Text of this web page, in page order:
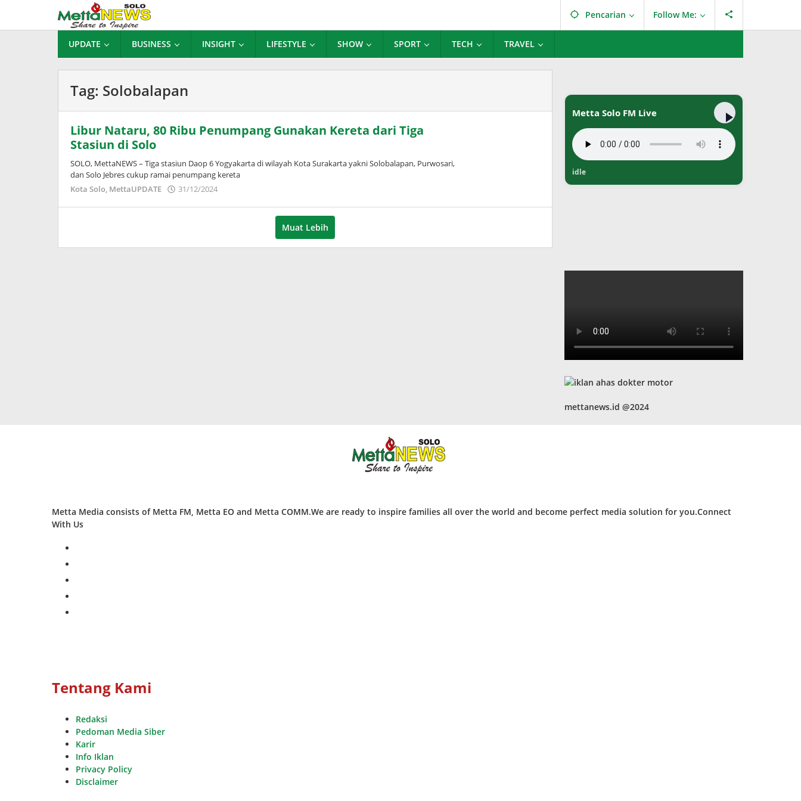
konten
Pencarian Follow Me:
UPDATE BUSINESS INSIGHT LIFESTYLE SHOW SPORT TECH TRAVEL
Tag: Solobalapan
Libur Nataru, 80 Ribu Penumpang Gunakan Kereta dari Tiga
Stasiun di Solo
SOLO, MettaNEWS – Tiga stasiun Daop 6 Yogyakarta di wilayah Kota Surakarta yakni Solobalapan, Purwosari,
dan Solo Jebres cukup ramai penumpang kereta
Kota Solo, MettaUPDATE 31/12/2024
Muat Lebih
Metta Solo FM Live
idle
mettanews.id @2024
Metta Media consists of Metta FM, Metta EO and Metta COMM.We are ready to inspire families all over the world and become perfect media solution for you.Connect
With Us
Tentang Kami
Redaksi
Pedoman Media Siber
Karir
Info Iklan
Privacy Policy
Disclaimer